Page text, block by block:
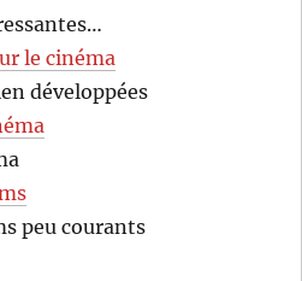
le cinéma
développées
peu courants